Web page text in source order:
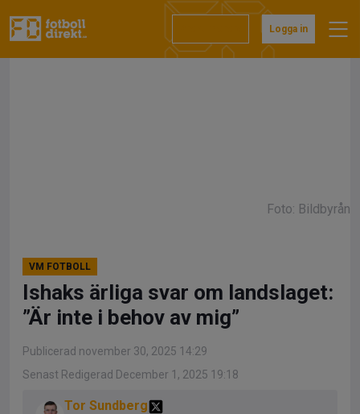
till
Logga in
Foto: Bildbyrån
VM FOTBOLL
Ishaks ärliga svar om landslaget:
”Är inte i behov av mig”
Publicerad november 30, 2025 14:29
Senast Redigerad December 1, 2025 19:18
Tor Sundberg